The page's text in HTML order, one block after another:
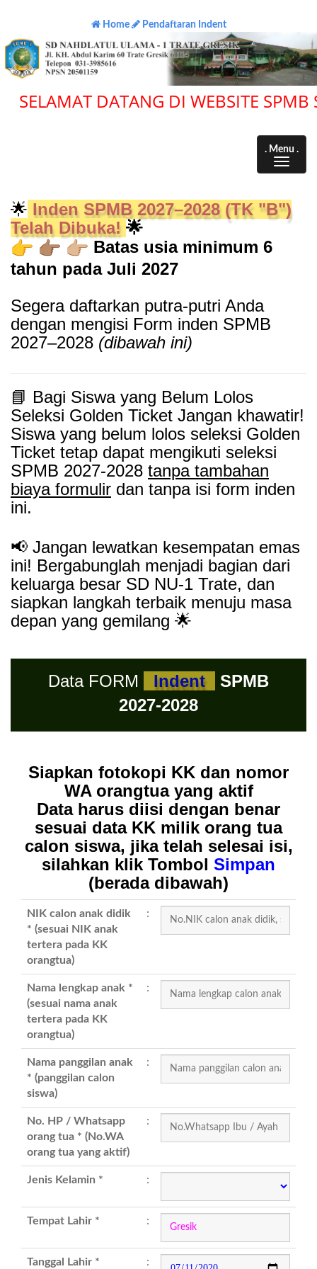
Home Pendaftaran Indent
SELAMAT DATANG DI WEBSITE SPMB
. Menu .
🌟 Inden SPMB 2027–2028 (TK "B")
Telah Dibuka! 🌟
Batas usia minimum 6
tahun pada Juli 2027
Segera daftarkan putra-putri Anda
dengan mengisi Form inden SPMB
2027–2028 (dibawah ini)
📘 Bagi Siswa yang Belum Lolos
Seleksi Golden Ticket Jangan khawatir!
Siswa yang belum lolos seleksi Golden
Ticket tetap dapat mengikuti seleksi
SPMB 2027-2028 tanpa tambahan
biaya formulir dan tanpa isi form inden
ini.
📢 Jangan lewatkan kesempatan emas
ini! Bergabunglah menjadi bagian dari
keluarga besar SD NU-1 Trate, dan
siapkan langkah terbaik menuju masa
depan yang gemilang 🌟
Data FORM Indent
SPMB
2027-2028
Siapkan fotokopi KK dan nomor
WA orangtua yang aktif
Data harus diisi dengan benar
sesuai data KK milik orang tua
calon siswa, jika telah selesai isi,
silahkan klik Tombol Simpan
(berada dibawah)
NIK calon anak didik
* (sesuai NIK anak
tertera pada KK
orangtua)
:
Nama lengkap anak *
(sesuai nama anak
tertera pada KK
orangtua)
:
Nama panggilan anak
* (panggilan calon
siswa)
:
No. HP / Whatsapp
orang tua * (No.WA
orang tua yang aktif)
:
Jenis Kelamin * :
Tempat Lahir * :
Tanggal Lahir * :